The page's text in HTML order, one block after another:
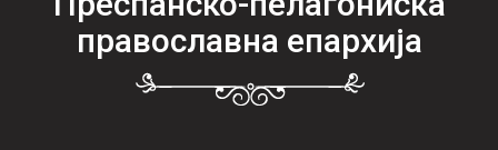
православна епархија